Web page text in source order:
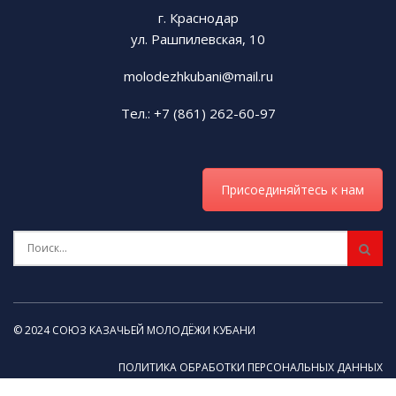
г. Краснодар
ул. Рашпилевская, 10
molodezhkubani@mail.ru
Тел.: +7 (861) 262-60-97
Присоединяйтесь к нам
© 2024 СОЮЗ КАЗАЧЬЕЙ МОЛОДЁЖИ КУБАНИ
ПОЛИТИКА ОБРАБОТКИ ПЕРСОНАЛЬНЫХ ДАННЫХ